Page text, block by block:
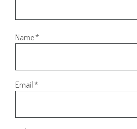
Name*
Email *